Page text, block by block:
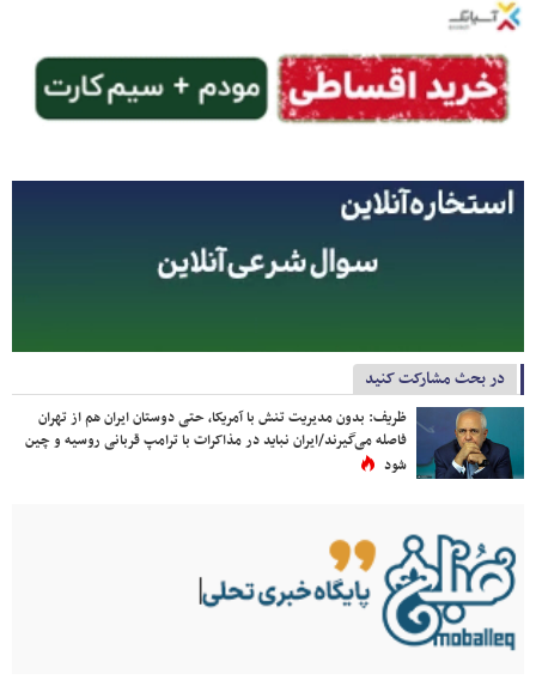
در بحث مشارکت کنید
ظریف: بدون مدیریت تنش با آمریکا، حتی دوستان ایران هم از تهران
فاصله می‌گیرند/ایران نباید در مذاکرات با ترامپ قربانی روسیه و چین
شود